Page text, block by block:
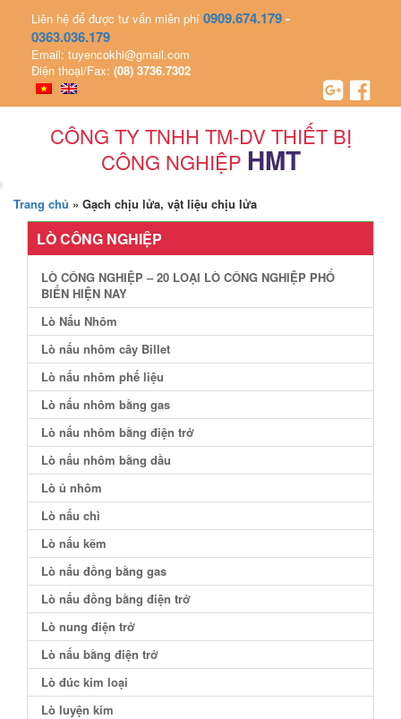
Liên hệ để được tư vấn miễn phí 0909.674.179-
0363.036.179
Email: tuyencokhi@gmail.com
Điện thoại/Fax: (08) 3736.7302
CÔNG TY TNHH TM-DV THIẾT BỊ
CÔNG NGHIỆP HMT
Trang chủ » Gạch chịu lửa, vật liệu chịu lửa
LÒ CÔNG NGHIỆP
LÒ CÔNG NGHIỆP – 20 LOẠI LÒ CÔNG NGHIỆP PHỔ
BIẾN HIỆN NAY
Lò Nấu Nhôm
Lò nấu nhôm cây Billet
Lò nấu nhôm phế liệu
Lò nấu nhôm bằng gas
Lò nấu nhôm bằng điện trở
Lò nấu nhôm bằng dầu
Lò ủ nhôm
Lò nấu chì
Lò nấu kẽm
Lò nấu đồng bằng gas
Lò nấu đồng bằng điện trở
Lò nung điện trở
Lò nấu bằng điện trở
Lò đúc kim loại
Lò luyện kim